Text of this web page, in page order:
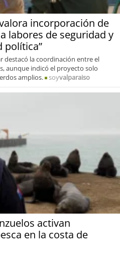
incorporación de
labores de seguridad y
política”
destacó la coordinación entre el
aunque indicó el proyecto solo
amplios.
soyvalparaiso
activan
en la costa de